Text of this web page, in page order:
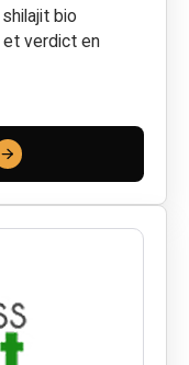
bio
verdict en